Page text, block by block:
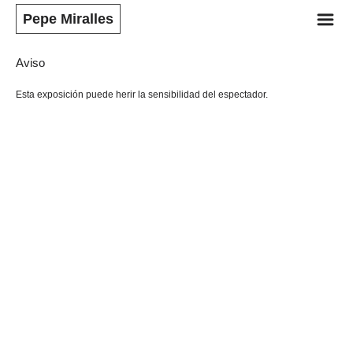
Pepe Miralles m
Aviso
Esta exposición puede herir la sensibilidad del espectador.